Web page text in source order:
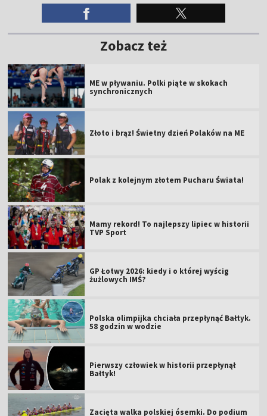
Zobacz też
ME w pływaniu. Polki piąte w skokach
synchronicznych
Złoto i brąz! Świetny dzień Polaków na ME
Polak z kolejnym złotem Pucharu Świata!
Mamy rekord! To najlepszy lipiec w historii
TVP Sport
GP Łotwy 2026: kiedy i o której wyścig
żużlowych IMŚ?
Polska olimpijka chciała przepłynąć Bałtyk.
58 godzin w wodzie
Pierwszy człowiek w historii przepłynął
Bałtyk!
Zacięta walka polskiej ósemki. Do podium